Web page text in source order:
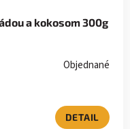
a kokosom 300g
Objednané
DETAIL